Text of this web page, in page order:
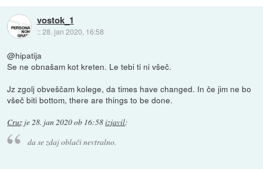
vostok_1
::28. jan 2020, 16:58
@hipatija
Se ne obnašam kot kreten. Le tebi ti ni všeč.
Jz zgolj obveščam kolege, da times have changed. In če jim ne bo
všeč biti bottom, there are things to be done.
Cruz je28. jan 2020 ob 16:58izjavil:
da se zdaj oblači nevtralno.